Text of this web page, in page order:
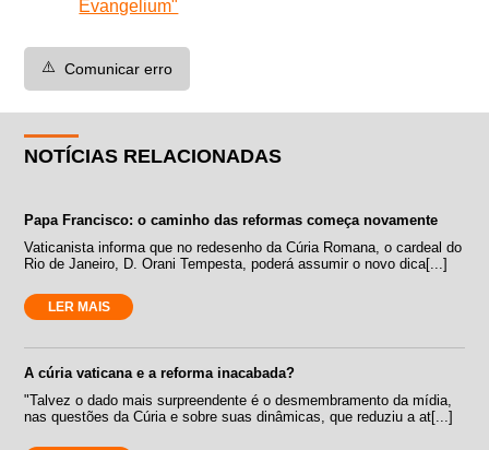
Evangelium"
⚠️ Comunicar erro
NOTÍCIAS RELACIONADAS
Papa Francisco: o caminho das reformas começa novamente
Vaticanista informa que no redesenho da Cúria Romana, o cardeal do
Rio de Janeiro, D. Orani Tempesta, poderá assumir o novo dica[...]
LER MAIS
A cúria vaticana e a reforma inacabada?
"Talvez o dado mais surpreendente é o desmembramento da mídia,
nas questões da Cúria e sobre suas dinâmicas, que reduziu a at[...]